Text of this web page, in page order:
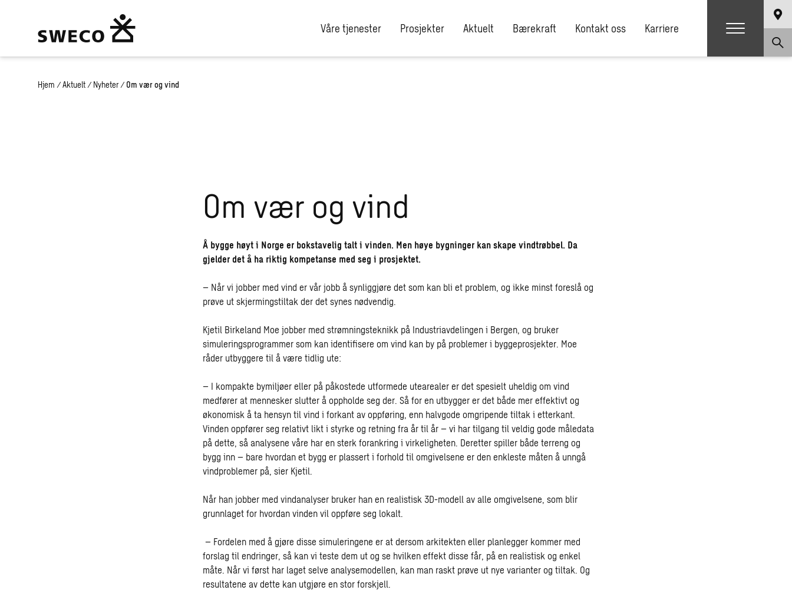
Våre tjenester Prosjekter Aktuelt Bærekraft Kontakt oss Karriere
Hjem / Aktuelt / Nyheter / Om vær og vind
Om vær og vind
Å bygge høyt i Norge er bokstavelig talt i vinden. Men høye bygninger kan skape vindtrøbbel. Da
gjelder det å ha riktig kompetanse med seg i prosjektet.
– Når vi jobber med vind er vår jobb å synliggjøre det som kan bli et problem, og ikke minst foreslå og
prøve ut skjermingstiltak der det synes nødvendig.
Kjetil Birkeland Moe jobber med strømningsteknikk på Industriavdelingen i Bergen, og bruker
simuleringsprogrammer som kan identifisere om vind kan by på problemer i byggeprosjekter. Moe
råder utbyggere til å være tidlig ute:
– I kompakte bymiljøer eller på påkostede utformede utearealer er det spesielt uheldig om vind
medfører at mennesker slutter å oppholde seg der. Så for en utbygger er det både mer effektivt og
økonomisk å ta hensyn til vind i forkant av oppføring, enn halvgode omgripende tiltak i etterkant.
Vinden oppfører seg relativt likt i styrke og retning fra år til år – vi har tilgang til veldig gode måledata
på dette, så analysene våre har en sterk forankring i virkeligheten. Deretter spiller både terreng og
bygg inn – bare hvordan et bygg er plassert i forhold til omgivelsene er den enkleste måten å unngå
vindproblemer på, sier Kjetil.
Når han jobber med vindanalyser bruker han en realistisk 3D-modell av alle omgivelsene, som blir
grunnlaget for hvordan vinden vil oppføre seg lokalt.
– Fordelen med å gjøre disse simuleringene er at dersom arkitekten eller planlegger kommer med
forslag til endringer, så kan vi teste dem ut og se hvilken effekt disse får, på en realistisk og enkel
måte. Når vi først har laget selve analysemodellen, kan man raskt prøve ut nye varianter og tiltak. Og
resultatene av dette kan utgjøre en stor forskjell.